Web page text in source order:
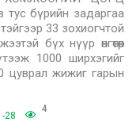
бүрийн задаргаа
33 зохиогчтой
бүх нүүр өнгөтөөр
1000 ширхэгийг
цуврал жижиг гарын
28
4